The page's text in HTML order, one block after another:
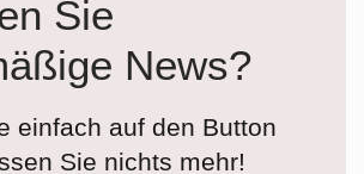
Sie
News?
einfach auf den Button
Sie nichts mehr!